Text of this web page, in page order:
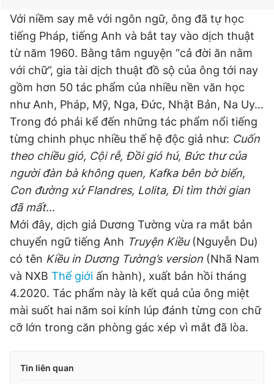
Với niềm say mê với ngôn ngữ, ông đã tự học
tiếng Pháp, tiếng Anh và bắt tay vào dịch thuật
từ năm 1960. Bằng tâm nguyện “cả đời ăn nằm
với chữ”, gia tài dịch thuật đồ sộ của ông tới nay
gồm hơn 50 tác phẩm của nhiều nền văn học
như Anh, Pháp, Mỹ, Nga, Đức, Nhật Bản, Na Uy…
Trong đó phải kể đến những tác phẩm nổi tiếng
từng chinh phục nhiều thế hệ độc giả như: Cuốn
theo chiều gió, Cội rễ, Đồi gió hú, Bức thư của
người đàn bà không quen, Kafka bên bờ biển,
Con đường xứ Flandres, Lolita, Đi tìm thời gian
đã mất…
Mới đây, dịch giả Dương Tường vừa ra mắt bản
chuyển ngữ tiếng Anh Truyện Kiều (Nguyễn Du)
có tên Kiều in Dương Tường’s version (Nhã Nam
và NXB Thế giới ấn hành), xuất bản hồi tháng
4.2020. Tác phẩm này là kết quả của ông miệt
mài suốt hai năm soi kính lúp đánh từng con chữ
cỡ lớn trong căn phòng gác xép vì mắt đã lòa.
Tin liên quan